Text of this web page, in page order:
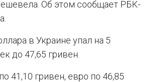
Об этом сообщает РБК-
в Украине упал на 5
до 47,65 гривен.
41,10 гривен, евро по 46,85